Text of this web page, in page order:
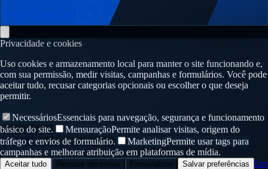
Privacidade e cookies
Uso cookies e armazenamento local para manter o site funcionando e,
com sua permissão, medir visitas, campanhas e formulários. Você pode
aceitar tudo, recusar categorias opcionais ou escolher o que deseja
permitir.
NecessáriosEssenciais para navegação, segurança e funcionamento
básico do site.
MensuraçãoPermite analisar visitas, origem do
tráfego e envios de formulário.
MarketingPermite usar tags para
campanhas e melhorar atribuição em plataformas de mídia.
Aceitar tudo Recusar opcionais Personalizar Salvar preferências Ler